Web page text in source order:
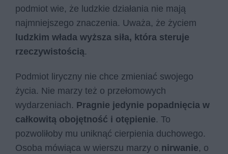
podmiot wie, że ludzkie działania nie mają
najmniejszego znaczenia. Uważa, że życiem
ludzkim włada wyższa siła, która steruje
rzeczywistością.
Podmiot liryczny nie chce zmieniać swojego
życia. Nie marzy też o przełomowych
wydarzeniach. Pragnie jedynie popadnięcia w
całkowitą obojętność i otępienie. To
pozwoliłoby mu uniknąć cierpienia duchowego.
Osoba mówiąca w wierszu marzy o nirwanie, o